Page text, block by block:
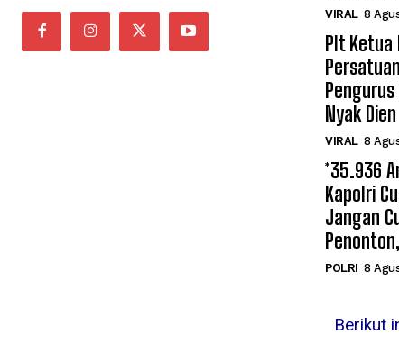
VIRAL 8
Plt Ketua
Pengurus
Nyak Dien
VIRAL 8
*35.936
Kapolri
Jangan
POLRI 8
Berikut